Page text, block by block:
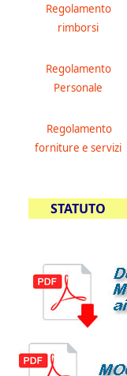
Regolamento
rimborsi
Regolamento
Personale
Regolamento
forniture e servizi
STATUTO